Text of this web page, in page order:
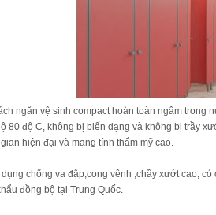
ngăn vệ sinh compact hoàn toàn ngâm trong
80 độ C, không bị biến dạng và không bị trầy
hiện đại và mang tính thẩm mỹ cao.
dụng chống va đập,cong vênh ,chầy xướt cao,
đồng bộ tại Trung Quốc.